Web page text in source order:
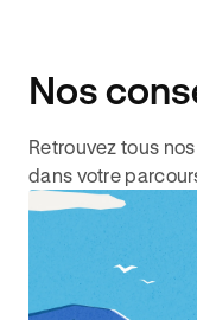
Nos
Retrouvez tous
dans votre